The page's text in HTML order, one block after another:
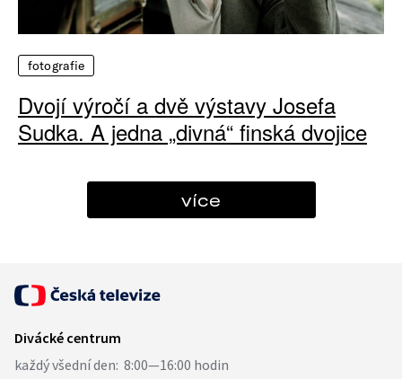
fotografie
Dvojí výročí a dvě výstavy Josefa
Sudka. A jedna „divná“ finská dvojice
více